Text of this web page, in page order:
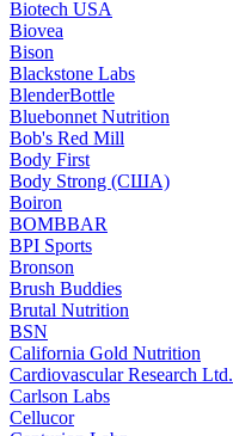
Biotech USA
Biovea
Bison
Blackstone Labs
BlenderBottle
Bluebonnet Nutrition
Bob's Red Mill
Body First
Body Strong (США)
Boiron
BOMBBAR
BPI Sports
Bronson
Brush Buddies
Brutal Nutrition
BSN
California Gold Nutrition
Cardiovascular Research Ltd.
Carlson Labs
Cellucor